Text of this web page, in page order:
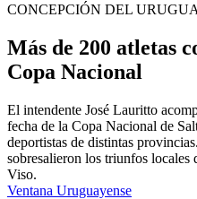
CONCEPCIÓN DEL
Más de 200 atletas
Copa Nacional
El intendente José Lauritto
fecha de la Copa Nacional de
deportistas de distintas
sobresalieron los triunfos
Viso.
Ventana Uruguayense